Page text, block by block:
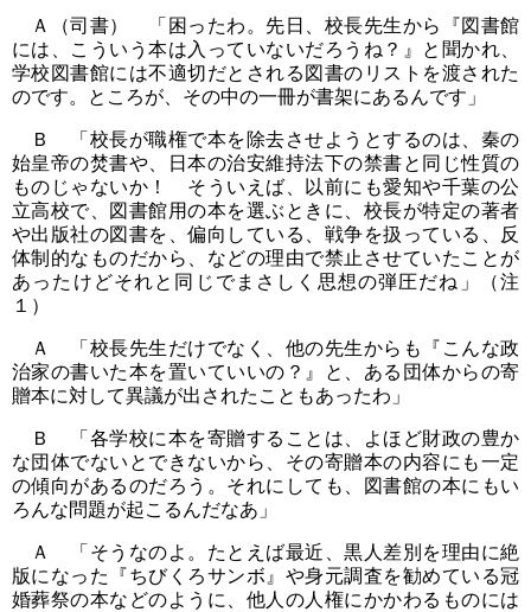
Ａ（司書） 「困ったわ。先日、校長先生から『図書館
には、こういう本は入っていないだろうね？』と聞かれ、
学校図書館には不適切だとされる図書のリストを渡された
のです。ところが、その中の一冊が書架にあるんです」
Ｂ 「校長が職権で本を除去させようとするのは、秦の
始皇帝の焚書や、日本の治安維持法下の禁書と同じ性質の
ものじゃないか！ そういえば、以前にも愛知や千葉の公
立高校で、図書館用の本を選ぶときに、校長が特定の著者
や出版社の図書を、偏向している、戦争を扱っている、反
体制的なものだから、などの理由で禁止させていたことが
あったけどそれと同じでまさしく思想の弾圧だね」（注
１）
Ａ 「校長先生だけでなく、他の先生からも『こんな政
治家の書いた本を置いていいの？』と、ある団体からの寄
贈本に対して異議が出されたこともあったわ」
Ｂ 「各学校に本を寄贈することは、よほど財政の豊か
な団体でないとできないから、その寄贈本の内容にも一定
の傾向があるのだろう。それにしても、図書館の本にもい
ろんな問題が起こるんだなあ」
Ａ 「そうなのよ。たとえば最近、黒人差別を理由に絶
版になった『ちびくろサンボ』や身元調査を勧めている冠
婚葬祭の本などのように、他人の人権にかかわるものには